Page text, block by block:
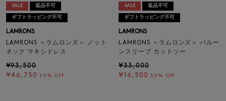
SALE 返品不可
ギフトラッピング不可
LAMRONS
LAMRONS ＜ラムロンズ＞ ノット
ネック マキシドレス
¥93,500
¥46,750
50% OFF
SALE 返品不可
ギフトラッピング不可
LAMRONS
LAMRONS ＜ラムロンズ＞ バルー
ンスリーブ カットソー
¥33,000
¥16,500
50% OFF